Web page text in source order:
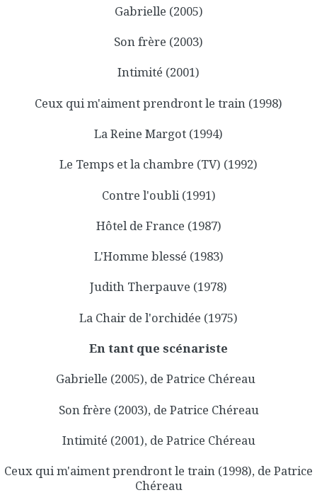
Gabrielle (2005)
Son frère (2003)
Intimité (2001)
Ceux qui m'aiment prendront le train (1998)
La Reine Margot (1994)
Le Temps et la chambre (TV) (1992)
Contre l'oubli (1991)
Hôtel de France (1987)
L'Homme blessé (1983)
Judith Therpauve (1978)
La Chair de l'orchidée (1975)
En tant que scénariste
Gabrielle (2005), de Patrice Chéreau
Son frère (2003), de Patrice Chéreau
Intimité (2001), de Patrice Chéreau
Ceux qui m'aiment prendront le train (1998), de Patrice
Chéreau